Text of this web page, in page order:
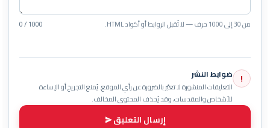
من 30 إلى 1000 حرف — لا تُقبل الروابط أو أكواد HTML. 0 / 1000
! ضوابط النشر
التعليقات المنشورة لا تعبّر بالضرورة عن رأي الموقع. يُمنع التجريح أو الإساءة
للأشخاص والمقدسات، وقد يُحذف المحتوى المخالف.
إرسال التعليق